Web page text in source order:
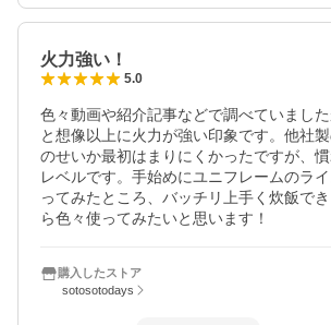
火力強い！
5.0
色々動画や紹介記事などで調べていまし
と想像以上に火力が強い印象です。他社
のせいか最初はまりにくかったですが、
レベルです。手始めにユニフレームのラ
ってみたところ、バッチリ上手く炊飯で
ら色々使ってみたいと思います！
購入したストア
sotosotodays